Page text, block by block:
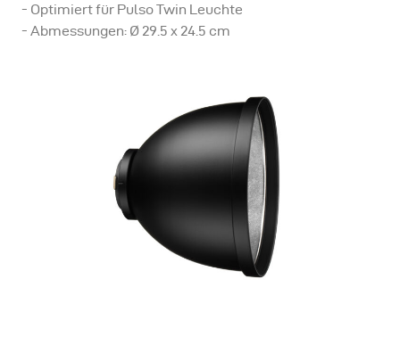
- Optimiert für Pulso Twin Leuchte
- Abmessungen: Ø 29.5 x 24.5 cm